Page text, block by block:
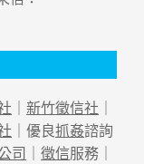
新竹徵信社
｜優良抓姦諮詢
司 徵信服務｜